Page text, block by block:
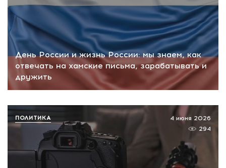
День России и жизнь России: мы знаем, как
отвечать на хамские письма, зарабатывать и
дружить
4 июня 2026
294
ПОЛИТИКА